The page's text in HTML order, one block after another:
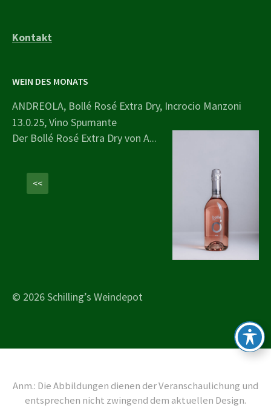
Kontakt
WEIN DES MONATS
ANDREOLA, Bollé Rosé Extra Dry, Incrocio Manzoni
13.0.25, Vino Spumante
Der Bollé Rosé Extra Dry von A...
<<
© 2026 Schilling’s Weindepot
Anm.: Die Abbildungen dienen der Veranschaulichung und
entsprechen nicht zwingend dem aktuellen Design.